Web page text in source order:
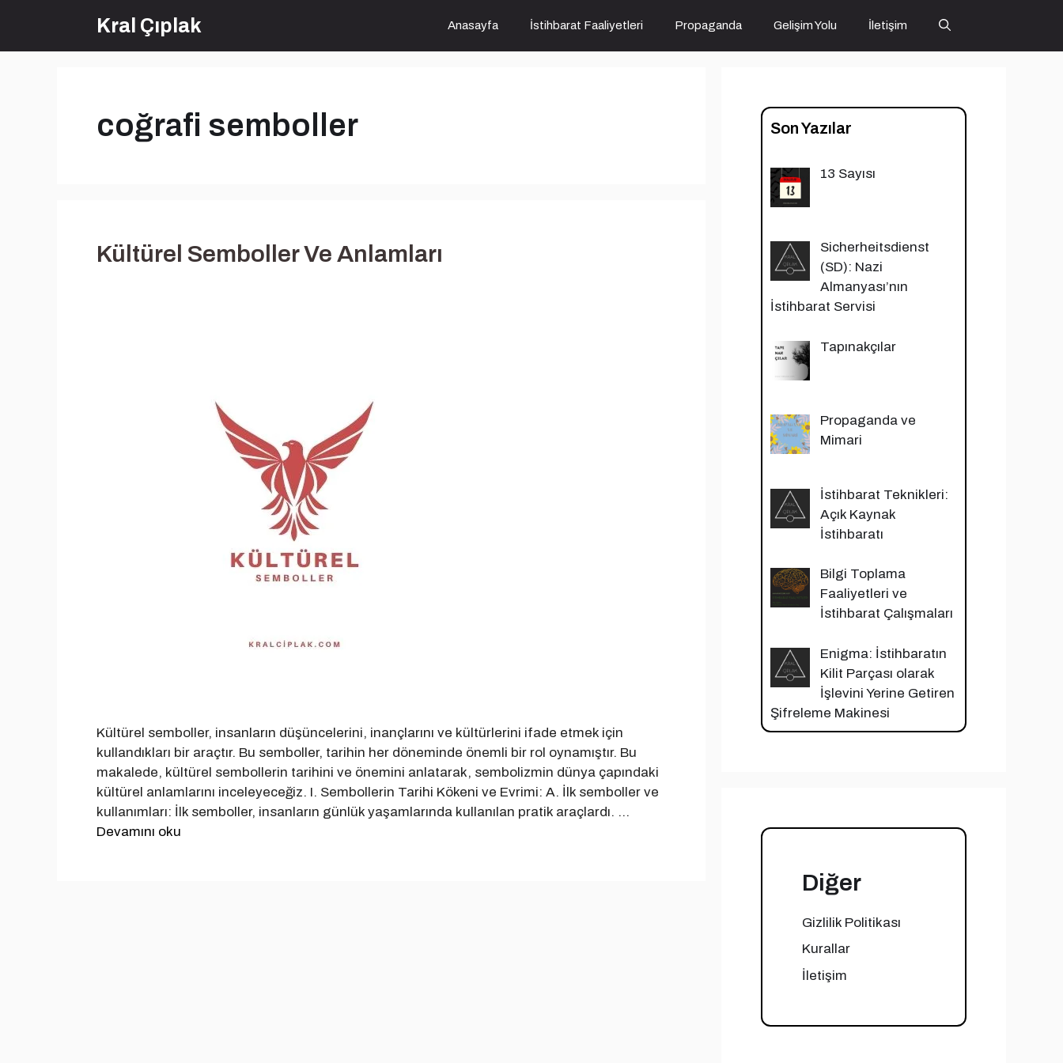
Kral Çıplak Anasayfa İstihbarat Faaliyetleri Propaganda Gelişim Yolu İletişim
coğrafi semboller
Kültürel Semboller Ve Anlamları
Kültürel semboller, insanların düşüncelerini, inançlarını ve kültürlerini ifade etmek için
kullandıkları bir araçtır. Bu semboller, tarihin her döneminde önemli bir rol oynamıştır. Bu
makalede, kültürel sembollerin tarihini ve önemini anlatarak, sembolizmin dünya çapındaki
kültürel anlamlarını inceleyeceğiz. I. Sembollerin Tarihi Kökeni ve Evrimi: A. İlk semboller ve
kullanımları: İlk semboller, insanların günlük yaşamlarında kullanılan pratik araçlardı. …
Devamını oku
Son Yazılar
13 Sayısı
Sicherheitsdienst
(SD): Nazi
Almanyası’nın
İstihbarat Servisi
Tapınakçılar
Propaganda ve
Mimari
İstihbarat Teknikleri:
Açık Kaynak
İstihbaratı
Bilgi Toplama
Faaliyetleri ve
İstihbarat Çalışmaları
Enigma: İstihbaratın
Kilit Parçası olarak
İşlevini Yerine Getiren
Şifreleme Makinesi
Diğer
Gizlilik Politikası
Kurallar
İletişim